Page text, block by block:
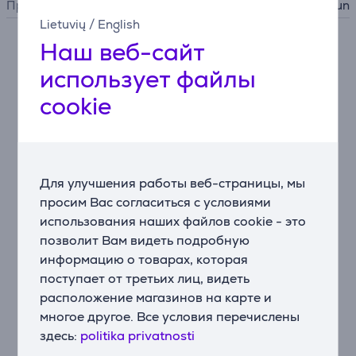
Lietuvių / English
Наш веб-сайт
использует файлы
cookie
Для улучшения работы веб-страницы, мы
просим Вас согласиться с условиями
использования наших файлов cookie - это
позволит Вам видеть подробную
информацию о товарах, которая
поступает от третьих лиц, видеть
расположение магазинов на карте и
многое другое. Все условия перечислены
здесь: politika privatnosti
Производитель Braun
Описание
Единственный IPL-прибор с подключением
Умный IPL-прибор от Braun адаптирует план
рекомендации, чтобы результат был равномерным.
Приложение Braun IPL также помогает определить,
подходит ли IPL для Вашего тона кожи и цвета
волос, и рекомендует подходящую насадку для
выбранной зоны обработки.
Клинически подтвержденная эффективность
Достаточно 2 сеансов в месяц по 10 минут каждый,
всего 6 сеансов. Результатом является снижение
роста волос, сопоставимое с профессиональной